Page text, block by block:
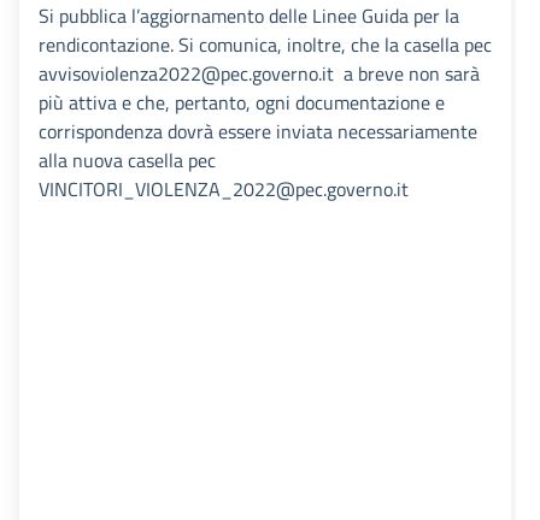
Si pubblica l’aggiornamento delle Linee Guida per la
rendicontazione. Si comunica, inoltre, che la casella pec
avvisoviolenza2022@pec.governo.it a breve non sarà
più attiva e che, pertanto, ogni documentazione e
corrispondenza dovrà essere inviata necessariamente
alla nuova casella pec
VINCITORI_VIOLENZA_2022@pec.governo.it